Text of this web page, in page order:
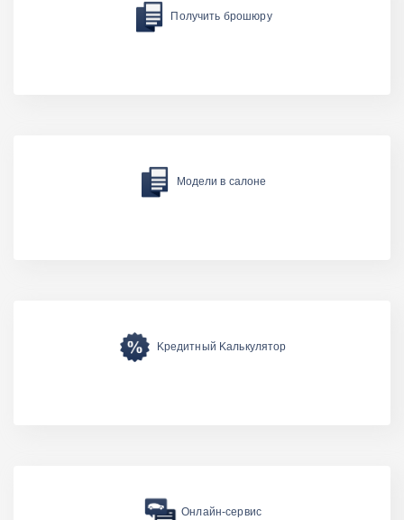
Получить брошюру
Модели в салоне
Kредитный Kалькулятор
Онлайн-сервис